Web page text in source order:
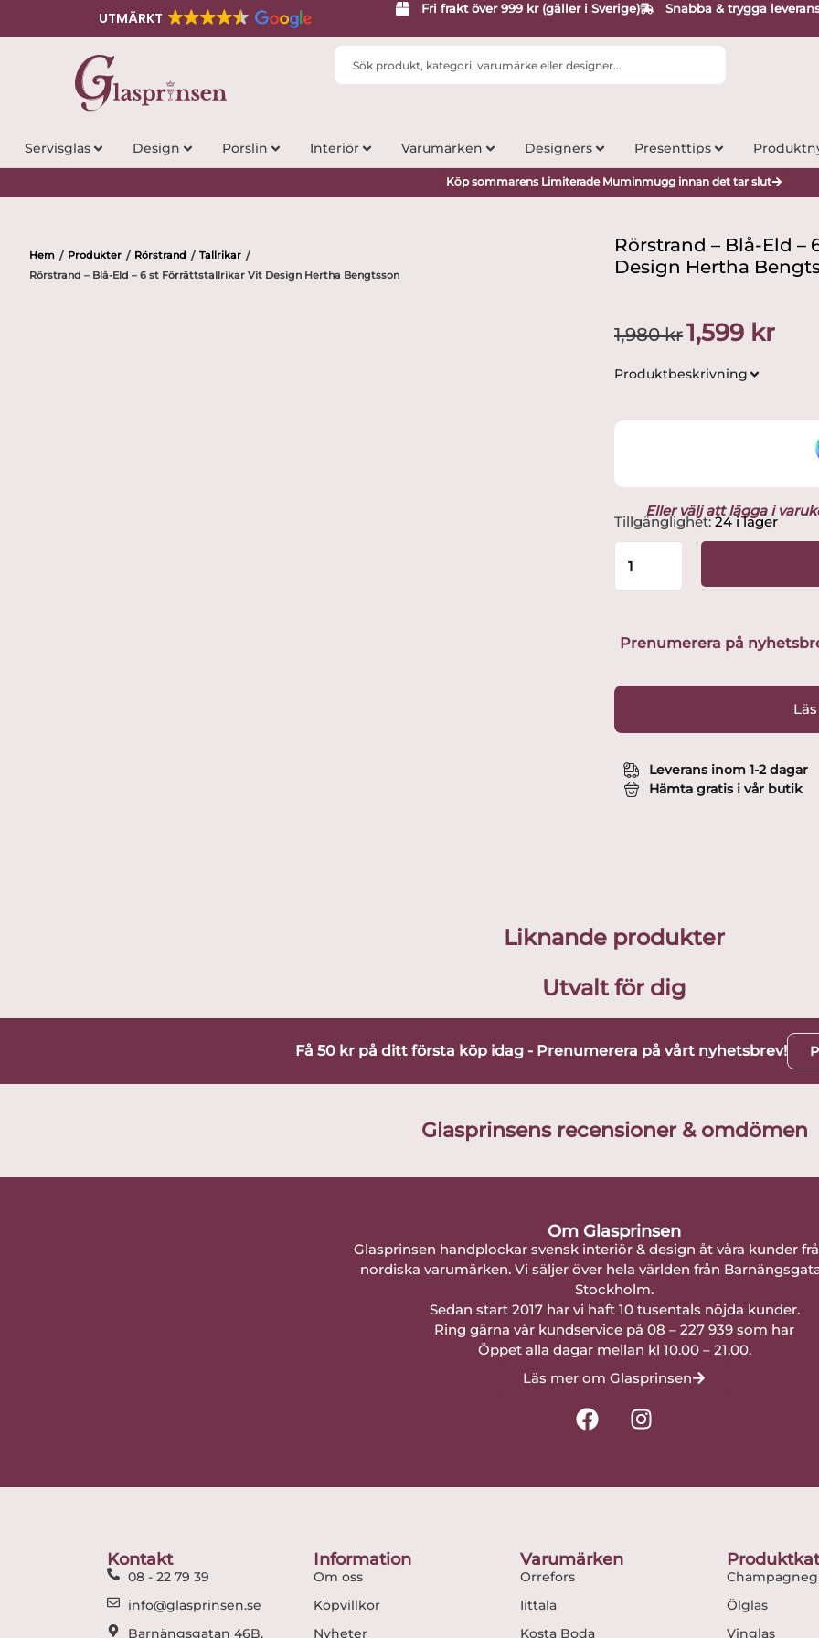
UTMÄRKT
Fri frakt över 999 kr (gäller i Sverige) Snabba & trygga
Search
Servisglas Design Porslin Interiör Varumärken Designers Presenttips
Köp sommarens Limiterade Muminmugg innan det tar slut
Hem / Produkter / Rörstrand / Tallrikar /
Rörstrand – Blå-Eld – 6 st Förrättstallrikar Vit Design Hertha Bengtsson
Rörstrand – Blå-Eld
Design Hertha
1,980kr Det
ursprungliga
priset
1,599 krDet
Produktbeskrivning
Eller välj att lägga i
Tillgänglighet: 24 i lager
Rörstrand
-
Blå-
st
Vit
mängd
Prenumerera på
Leverans inom 1-2 dagar
Hämta gratis i vår butik
Liknande produkter
Utvalt för dig
Få 50 kr på ditt första köp idag - Prenumerera på vårt nyhetsbrev!
Glasprinsens recensioner & omdömen
Om Glasprinsen
Glasprinsen handplockar svensk interiör & design åt våra kunder
nordiska varumärken. Vi säljer över hela världen från
Stockholm.
Sedan start 2017 har vi haft 10 tusentals nöjda kunder.
Ring gärna vår kundservice på 08 – 227 939 som har
Öppet alla dagar mellan kl 10.00 – 21.00.
Läs mer om Glasprinsen
F
a
k
I
n
Kontakt
08 - 22 79 39
info@glasprinsen.se
Barnängsgatan 46B,
Information
Om oss
Köpvillkor
Nyheter
Varumärken
Orrefors
Iittala
Kosta Boda
Ölglas
Vinglas